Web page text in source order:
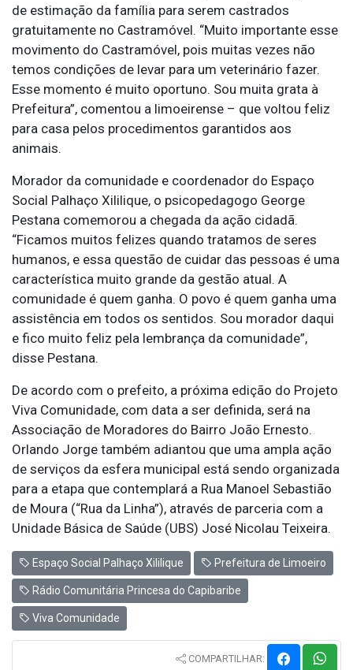
de estimação da família para serem castrados
gratuitamente no Castramóvel. “Muito importante esse
movimento do Castramóvel, pois muitas vezes não
temos condições de levar para um veterinário fazer.
Esse momento é muito oportuno. Sou muita grata à
Prefeitura”, comentou a limoeirense – que voltou feliz
para casa pelos procedimentos garantidos aos
animais.
Morador da comunidade e coordenador do Espaço
Social Palhaço Xililique, o psicopedagogo George
Pestana comemorou a chegada da ação cidadã.
“Ficamos muitos felizes quando tratamos de seres
humanos, e essa questão de cuidar das pessoas é uma
característica muito grande da gestão atual. A
comunidade é quem ganha. O povo é quem ganha uma
assistência em todos os sentidos. Sou morador daqui
e fico muito feliz pela lembrança da comunidade”,
disse Pestana.
De acordo com o prefeito, a próxima edição do Projeto
Viva Comunidade, com data a ser definida, será na
Associação de Moradores do Bairro João Ernesto.
Orlando Jorge também adiantou que uma ampla ação
de serviços da esfera municipal está sendo organizada
para a etapa que contemplará a Rua Manoel Sebastião
de Moura (“Rua da Linha”), através de parceria com a
Unidade Básica de Saúde (UBS) José Nicolau Teixeira.
Espaço Social Palhaço Xililique Prefeitura de Limoeiro
Rádio Comunitária Princesa do Capibaribe
Viva Comunidade
COMPARTILHAR: